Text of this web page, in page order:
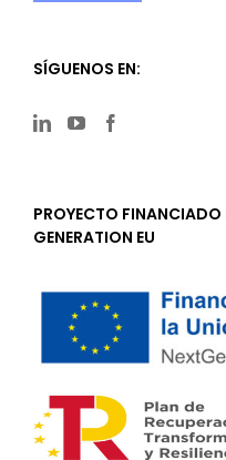
SÍGUENOS EN:
PROYECTO
GENERATION EU